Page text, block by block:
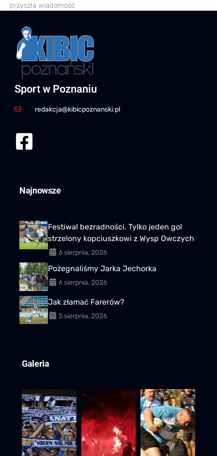
przyszła wiadomość
Sport w Poznaniu
redakcja@kibicpoznanski.pl
Najnowsze
Festiwal bezradności. Tylko jeden gol
strzelony kopciuszkowi z Wysp Owczych
6 sierpnia, 2026
Pożegnaliśmy Jarka Jechorka
6 sierpnia, 2026
Jak złamać Farerów?
5 sierpnia, 2026
Galeria